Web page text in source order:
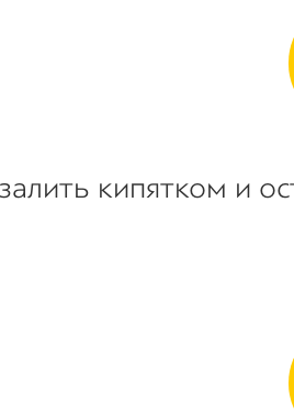
кипятком и